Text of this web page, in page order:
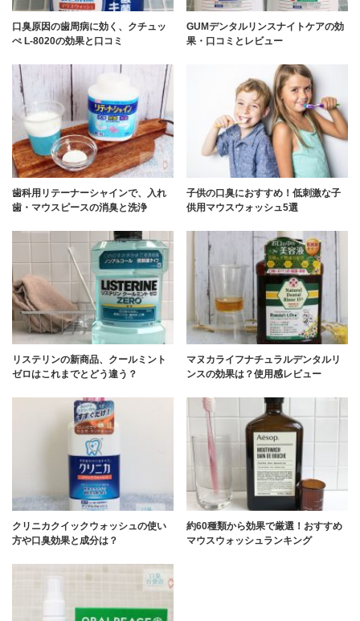
口臭原因の歯周病に効く、クチュッ
ぺ L-8020の効果と口コミ
GUMデンタルリンスナイトケアの効
果・口コミとレビュー
歯科用リテーナーシャインで、入れ
歯・マウスピースの消臭と洗浄
子供の口臭におすすめ！低刺激な子
供用マウスウォッシュ5選
リステリンの新商品、クールミント
ゼロはこれまでとどう違う？
マヌカライフナチュラルデンタルリ
ンスの効果は？使用感レビュー
クリニカクイックウォッシュの使い
方や口臭効果と成分は？
約60種類から効果で厳選！おすすめ
マウスウォッシュランキング